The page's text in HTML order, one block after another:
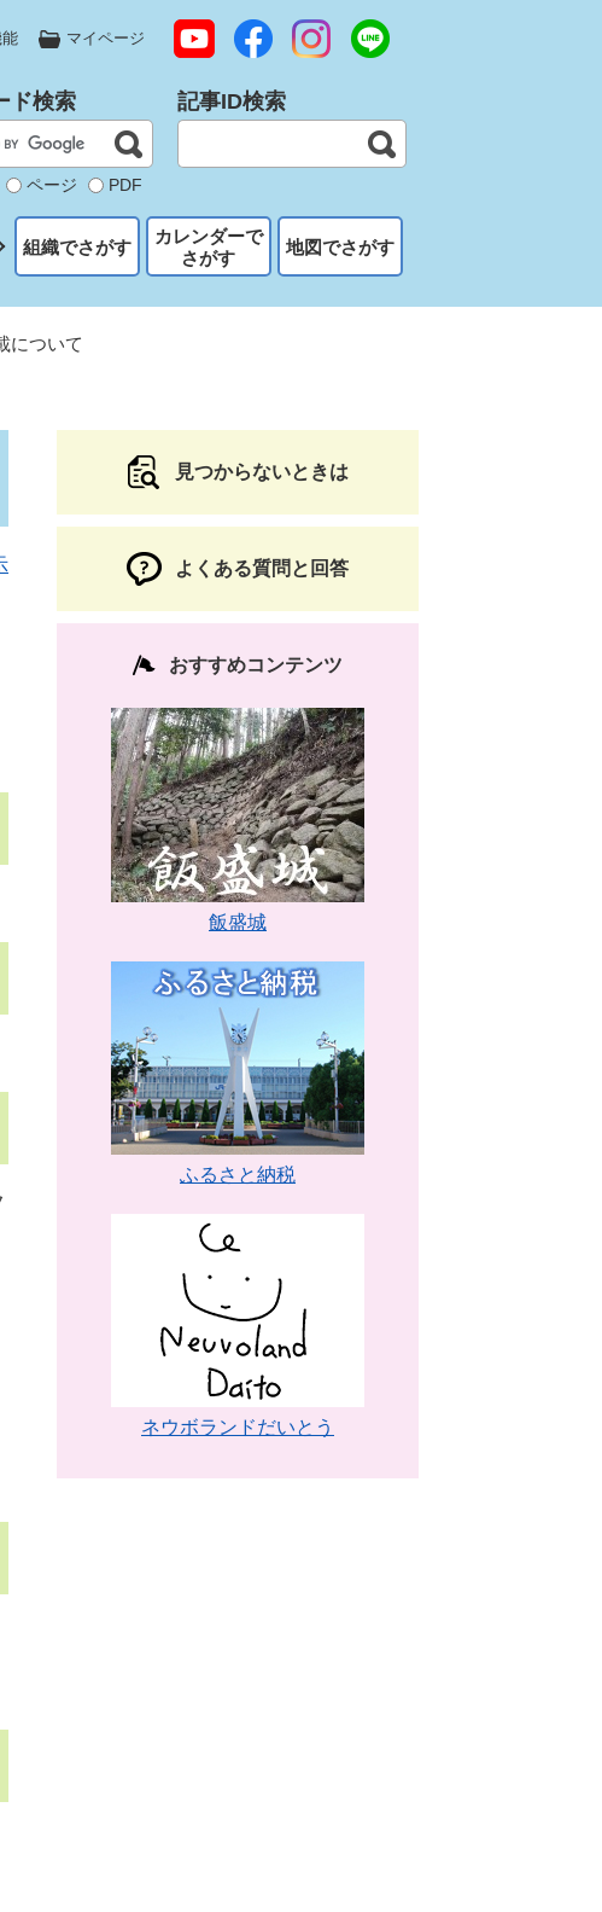
マイページ
ド検索
ページ PDF
記事ID検索
組織でさがす
カレンダーで
さがす
地図でさがす
について
見つからないときは
よくある質問と回答
おすすめコンテンツ
飯盛城
ふるさと納税
ネウボランドだいとう